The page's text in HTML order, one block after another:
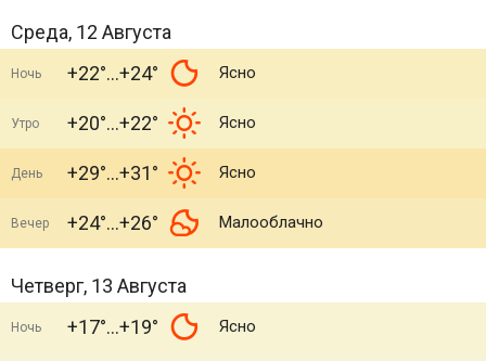
Среда, 12 Августа
Ночь +22° +24° Ясно
Утро +20° +22° Ясно
День +29° +31° Ясно
Вечер +24° +26° Малооблачно
Четверг, 13 Августа
Ночь +17° +19° Ясно